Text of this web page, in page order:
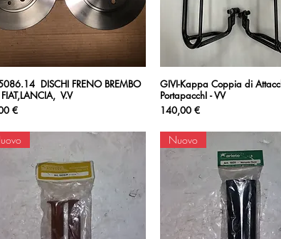
Vista rapida
DISCHI FRENO BREMBO
FIAT,LANCIA, V.V
€
Vista rapida
GIVI-Kappa Coppia di
PortapacchI - VV
Prezzo
140,00 €
Nuovo